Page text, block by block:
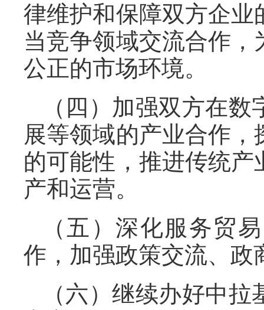
律维护和保障双方企
当竞争领域交流合作
公正的市场环境。
（四）加强双方在
展等领域的产业合作
的可能性，推进传统
产和运营。
（五）深化服务贸
作，加强政策交流、政
（六）继续办好中